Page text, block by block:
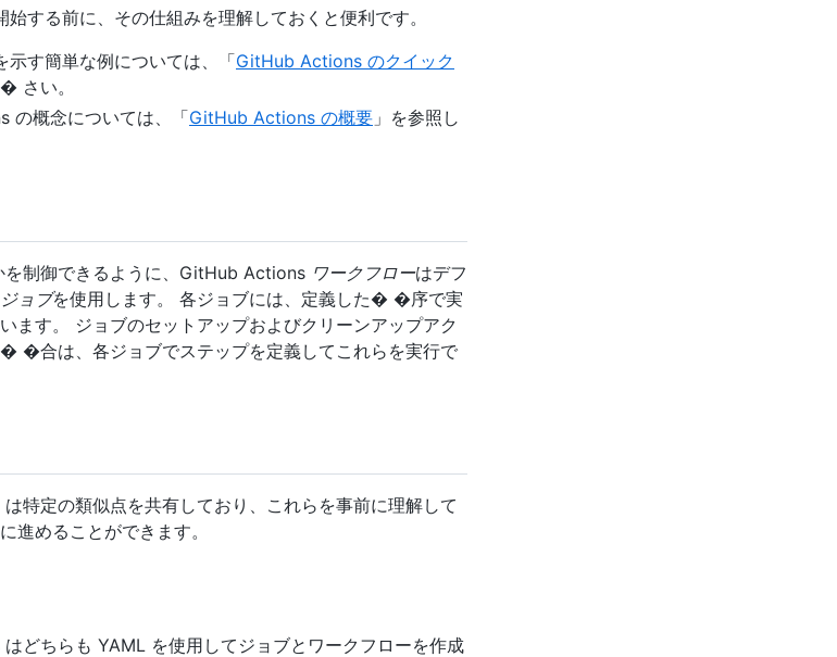
する前に、その仕組みを理解しておくと便利です。
す簡単な例については、「GitHub Actions のクイック
さい。
の概念については、「GitHub Actions の概要 」を参照し
を制御できるように、GitHub Actions ワークフローはデフ
ジョブを使用します。 各ジョブには、定義した� �序で実
ます。 ジョブのセットアップおよびクリーンアップアク
�合は、各ジョブでステップを定義してこれらを実行で
特定の類似点を共有しており、これらを事前に理解して
進めることができます。
どちらも YAML を使用してジョブとワークフローを作成